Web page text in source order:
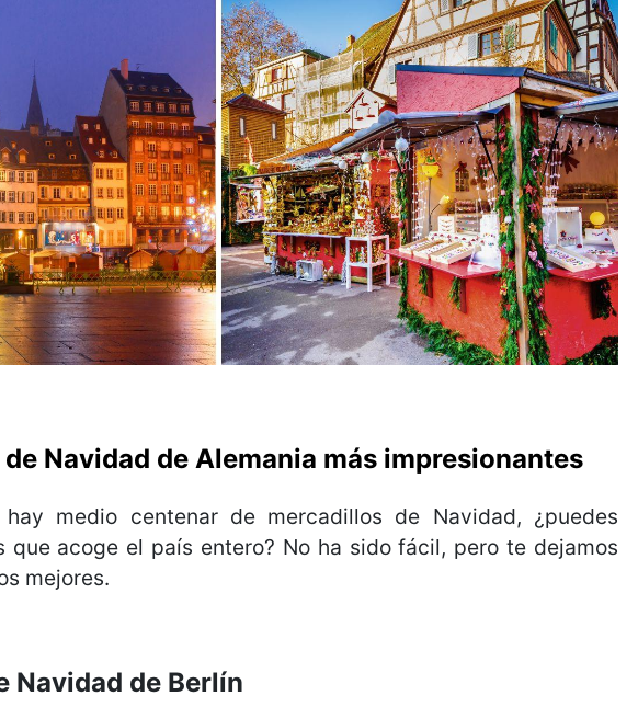
Navidad de Alemania más impresionantes
medio centenar de mercadillos de Navidad, ¿puedes
que acoge el país entero? No ha sido fácil, pero te dejamos
mejores.
Navidad de Berlín